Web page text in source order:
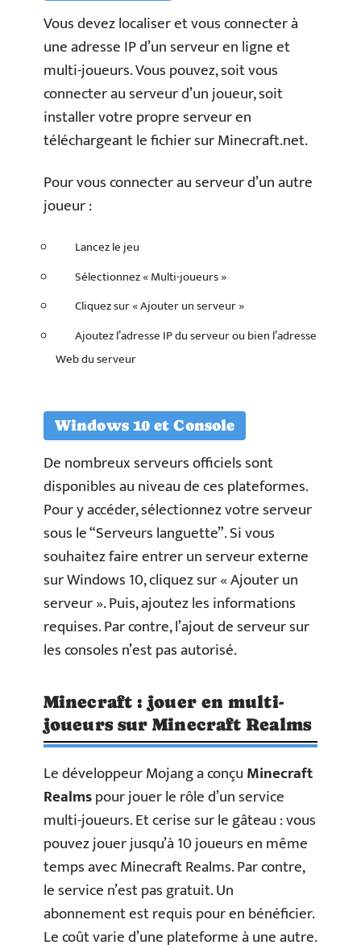
Vous devez localiser et vous connecter à
une adresse IP d’un serveur en ligne et
multi-joueurs. Vous pouvez, soit vous
connecter au serveur d’un joueur, soit
installer votre propre serveur en
téléchargeant le fichier sur Minecraft.net.
Pour vous connecter au serveur d’un autre
joueur :
Lancez le jeu
Sélectionnez « Multi-joueurs »
Cliquez sur « Ajouter un serveur »
Ajoutez l’adresse IP du serveur ou bien l’adresse
Web du serveur
Windows 10 et Console
De nombreux serveurs officiels sont
disponibles au niveau de ces plateformes.
Pour y accéder, sélectionnez votre serveur
sous le “Serveurs languette”. Si vous
souhaitez faire entrer un serveur externe
sur Windows 10, cliquez sur « Ajouter un
serveur ». Puis, ajoutez les informations
requises. Par contre, l’ajout de serveur sur
les consoles n’est pas autorisé.
Minecraft : jouer en multi-
joueurs sur Minecraft Realms
Le développeur Mojang a conçuMinecraft
Realmspour jouer le rôle d’un service
multi-joueurs. Et cerise sur le gâteau : vous
pouvez jouer jusqu’à 10 joueurs en même
temps avec Minecraft Realms. Par contre,
le service n’est pas gratuit. Un
abonnement est requis pour en bénéficier.
Le coût varie d’une plateforme à une autre.